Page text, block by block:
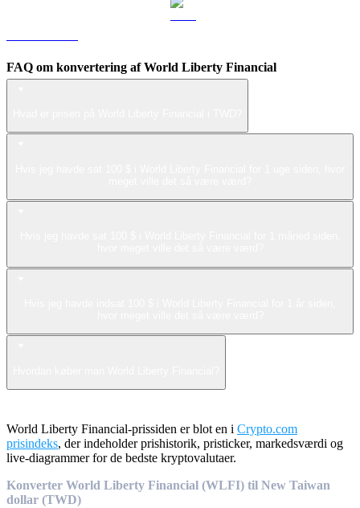
FAQ om konvertering af World Liberty Financial
World Liberty Financial-prissiden er blot en i Crypto.com
prisindeks, der indeholder prishistorik, pristicker, markedsværdi og
live-diagrammer for de bedste kryptovalutaer.
Konverter World Liberty Financial (WLFI) til New Taiwan
dollar (TWD)